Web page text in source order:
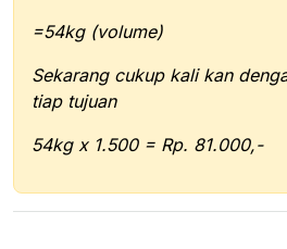
=54kg (volume)
Sekarang cukup kali kan
tiap tujuan
54kg x 1.500 = Rp. 81.000,-